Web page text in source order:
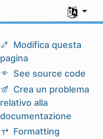
Seleziona
Modifica questa
pagina
See source code
Crea un problema
relativo alla
documentazione
Formatting